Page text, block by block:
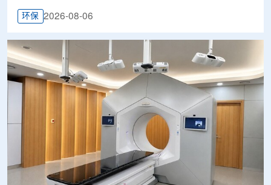
环保 2026-08-06